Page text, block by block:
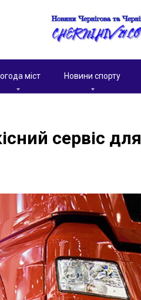
міст Новини спорту
сервіс для